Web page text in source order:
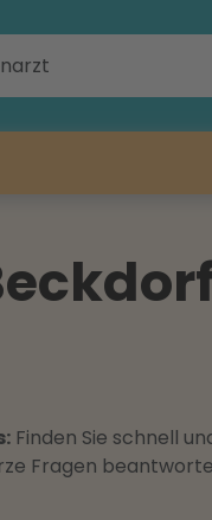
Finden Sie schnell
Fragen